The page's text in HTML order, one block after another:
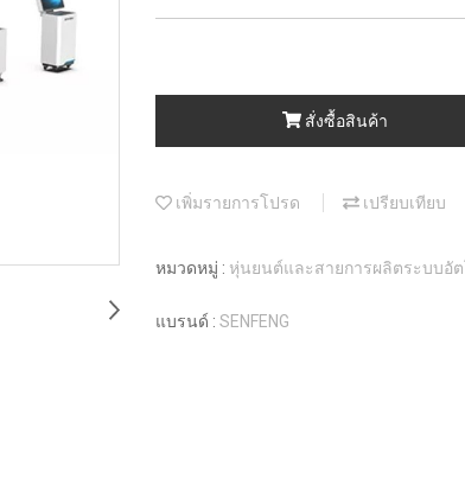
สั่งซื้อสินค้า
เพิ่มรายการโปรด เปรียบเทียบ
หมวดหมู่ : หุ่นยนต์และสายการผลิตระบบอั
แบรนด์ : SENFENG